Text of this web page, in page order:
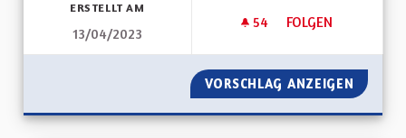
ERSTELLT AM
13/04/2023
54 54 FOLLOWER
FOLGEN
POUR QUE LES
VORSCHLAG ANZEIGEN POUR